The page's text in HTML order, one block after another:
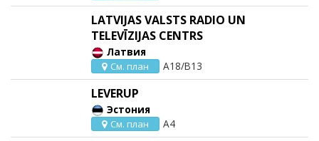
LATVIJAS VALSTS RADIO UN
TELEVĪZIJAS CENTRS
Латвия
См. план A18/B13
LEVERUP
Эстония
См. план A4